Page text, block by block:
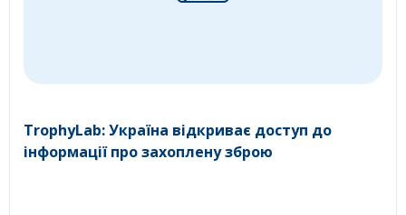
TrophyLab: Україна відкриває доступ до
інформації про захоплену зброю